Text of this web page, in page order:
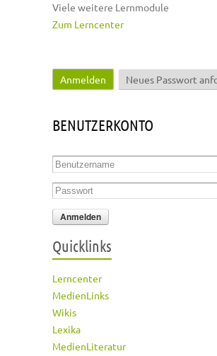
Viele weitere Lernmodule
Zum Lerncenter
Haupt-Reiter
Anmelden (aktiver Reiter)
Neues Passwort
BENUTZERKONTO
Benutzername
Passwort
Quicklinks
Lerncenter
MedienLinks
Wikis
Lexika
MedienLiteratur